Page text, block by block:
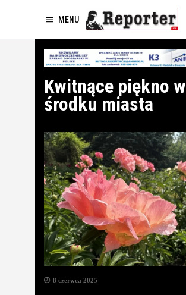
MENU
Kwitnące piękno w
środku miasta
8 czerwca 2025